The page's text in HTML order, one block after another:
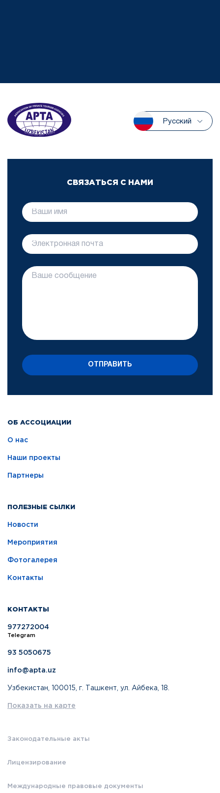
Русский
ОБ АССОЦИАЦИИ
О нас
Наши проекты
Партнеры
ПОЛЕЗНЫЕ СЫЛКИ
Новости
Мероприятия
Фотогалерея
Контакты
КОНТАКТЫ
977272004
Telegram
93 5050675
info@apta.uz
Узбекистан, 100015, г. Ташкент, ул. Айбека, 18.
Показать на карте
Законодательные акты
Лицензирование
Международные правовые документы
СВЯЗАТЬСЯ С НАМИ
ОТПРАВИТЬ